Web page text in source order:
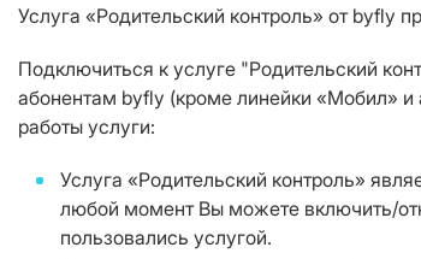
Услуга «Родительский контроль» от byfly
Подключиться к услуге "Родительский
абонентам byfly (кроме линейки «Мобил»
работы услуги:
Услуга «Родительский контроль»
любой момент Вы можете включить/
пользовались услугой.